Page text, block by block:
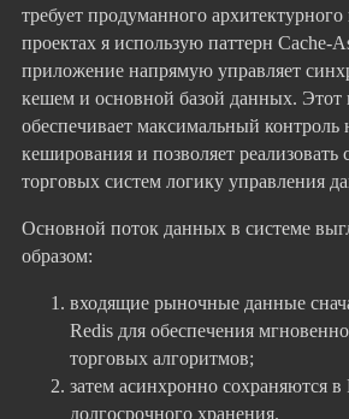
требует продуманного
проектах я использую паттерн Cache-
приложение напрямую управляет
кешем и основной базой данных. Этот
обеспечивает максимальный контроль
кеширования и позволяет
торговых систем логику управления
Основной поток данных в системе
образом:
входящие рыночные данные
Redis для обеспечения
торговых алгоритмов;
затем асинхронно сохраняются в
долгосрочного хранения.